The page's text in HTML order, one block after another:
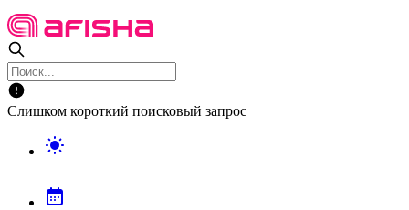
Слишком короткий поисковый запрос